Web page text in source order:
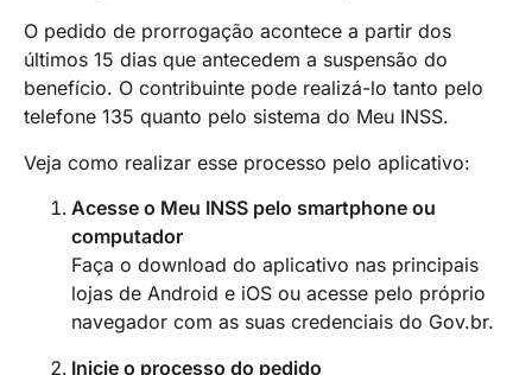
O pedido de prorrogação acontece a partir dos
últimos 15 dias que antecedem a suspensão do
benefício. O contribuinte pode realizá-lo tanto pelo
telefone 135 quanto pelo sistema do Meu INSS.
Veja como realizar esse processo pelo aplicativo:
Acesse o Meu INSS pelo smartphone ou
computador
Faça o download do aplicativo nas principais
lojas de Android e iOS ou acesse pelo próprio
navegador com as suas credenciais do Gov.br.
Inicie o processo do pedido